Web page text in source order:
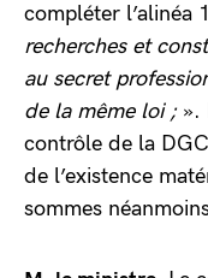
compléter l’alinéa
recherches et
au secret
de la même loi ; ».
contrôle de la
de l’existence
sommes